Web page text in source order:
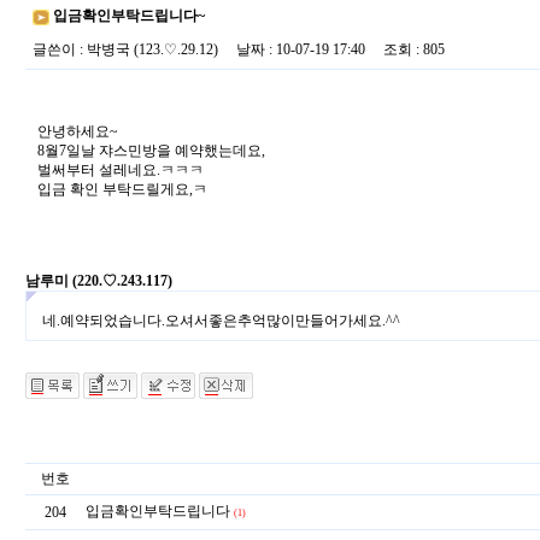
입금확인부탁드립니다~
글쓴이
: 박병국 (123.♡.29.12) 날짜 : 10-07-19 17:40 조회 : 805
안녕하세요~
8월7일날 쟈스민방을 예약했는데요,
벌써부터 설레네요.ㅋㅋㅋ
입금 확인 부탁드릴게요,ㅋ
남루미 (220.♡.243.117)
네.예약되었습니다.오셔서좋은추억많이만들어가세요.^^
번호
204
입금확인부탁드립니다 (1)